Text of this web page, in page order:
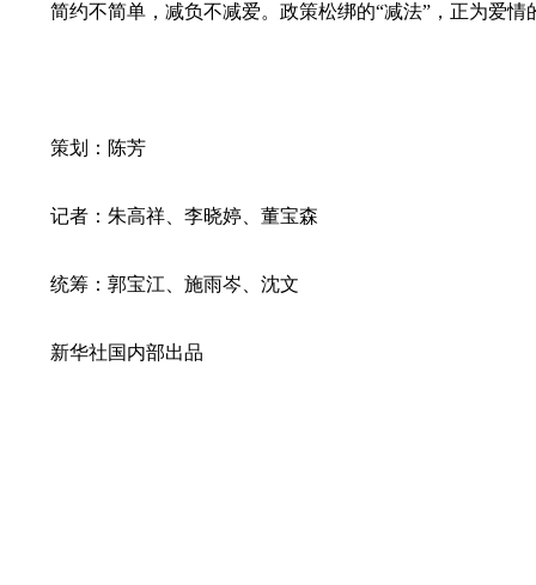
简约不简单，减负不减爱。政策松绑的“减法”，正为爱情
策划：陈芳
记者：朱高祥、李晓婷、董宝森
统筹：郭宝江、施雨岑、沈文
新华社国内部出品